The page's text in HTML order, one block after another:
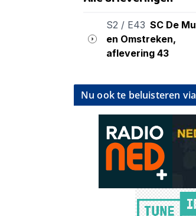
Nu ook te beluisteren via